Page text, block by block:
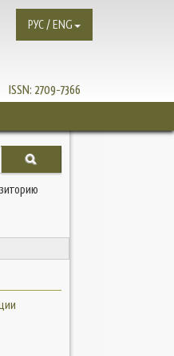
ISSN: 2709-7366
РУС / ENG